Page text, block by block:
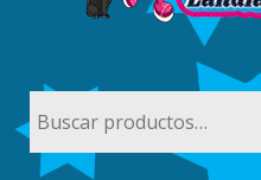
por: